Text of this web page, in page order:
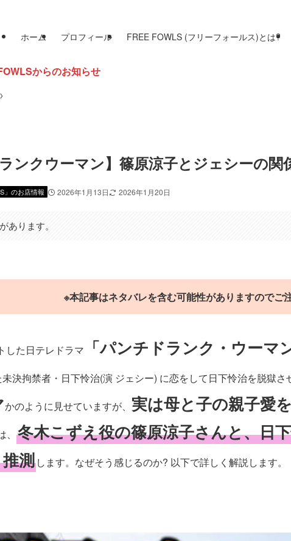
ホーム プロフィール FREE FOWLS (フリーフォールス)とは?
せ
ランクウーマン】篠原涼子とジェシーの関
」のお店情報 2026年1月13日 2026年1月20日
あります。
※本記事はネタバレを含む可能性がありますのでご
した日テレドラマ 「パンチドランク・ウーマ
決拘禁者・日下怜治(演 ジェシー) に恋をして日下怜治を脱獄さ
かのように見せていますが、 実は母と子の親子愛
冬木こずえ役の篠原涼子さんと、日
測 します。なぜそう感じるのか? 以下で詳しく解説します。